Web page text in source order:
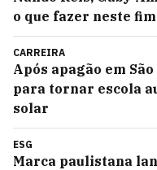
o que fazer neste
CARREIRA
Após apagão em
para tornar escola
solar
ESG
Marca paulistana